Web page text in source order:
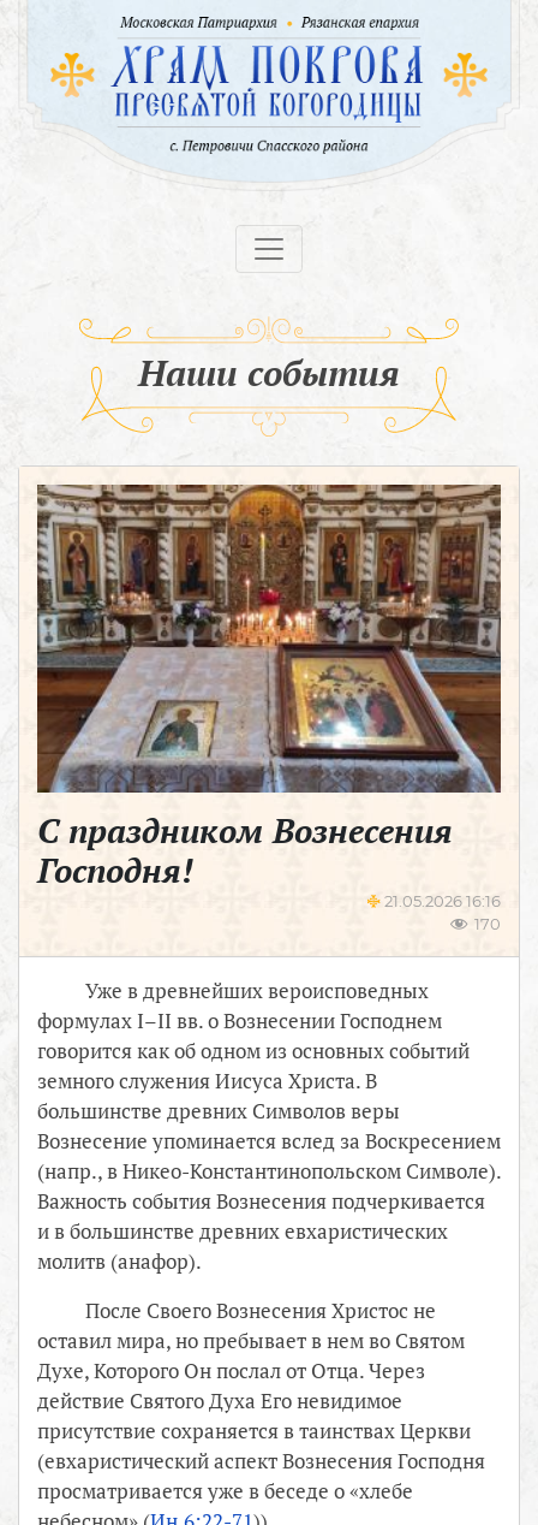
Наши события
С праздником Вознесения
Господня!
21.05.2026 16:16
170
Уже в древнейших вероисповедных
формулах I–II вв. о Вознесении Господнем
говорится как об одном из основных событий
земного служения Иисуса Христа. В
большинстве древних Символов веры
Вознесение упоминается вслед за Воскресением
(напр., в Никео-Константинопольском Символе).
Важность события Вознесения подчеркивается
и в большинстве древних евхаристических
молитв (анафор).
После Своего Вознесения Христос не
оставил мира, но пребывает в нем во Святом
Духе, Которого Он послал от Отца. Через
действие Святого Духа Его невидимое
присутствие сохраняется в таинствах Церкви
(евхаристический аспект Вознесения Господня
просматривается уже в беседе о «хлебе